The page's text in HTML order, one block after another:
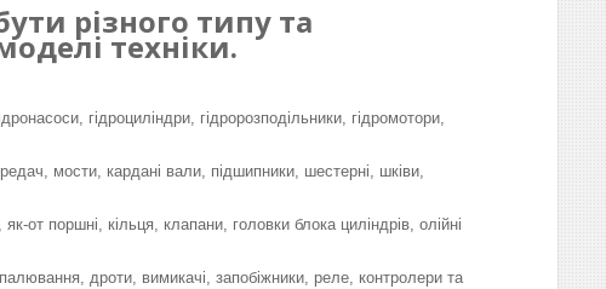
різного типу та
техніки.
гідроциліндри, гідророзподільники, гідромотори,
мости, кардані вали, підшипники, шестерні, шківи,
поршні, кільця, клапани, головки блока циліндрів, олійні
дроти, вимикачі, запобіжники, реле, контролери та